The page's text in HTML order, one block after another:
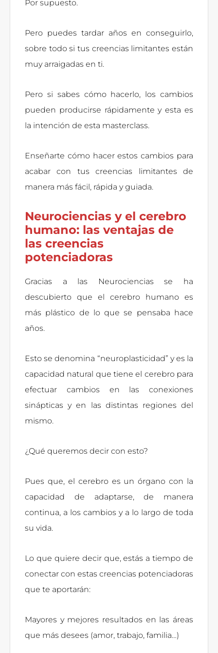
Por supuesto.
Pero puedes tardar años en conseguirlo,
sobre todo si tus creencias limitantes están
muy arraigadas en ti.
Pero si sabes cómo hacerlo, los cambios
pueden producirse rápidamente y esta es
la intención de esta masterclass.
Enseñarte cómo hacer estos cambios para
acabar con tus creencias limitantes de
manera más fácil, rápida y guiada.
Neurociencias y el cerebro
humano: las ventajas de
las creencias
potenciadoras
Gracias a las Neurociencias se ha
descubierto que el cerebro humano es
más plástico de lo que se pensaba hace
años.
Esto se denomina “neuroplasticidad” y es la
capacidad natural que tiene el cerebro para
efectuar cambios en las conexiones
sinápticas y en las distintas regiones del
mismo.
¿Qué queremos decir con esto?
Pues que, el cerebro es un órgano con la
capacidad de adaptarse, de manera
continua, a los cambios y a lo largo de toda
su vida.
Lo que quiere decir que, estás a tiempo de
conectar con estas creencias potenciadoras
que te aportarán:
Mayores y mejores resultados en las áreas
que más desees (amor, trabajo, familia…)